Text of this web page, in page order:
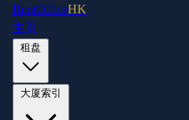
RentOfficeHK
主页